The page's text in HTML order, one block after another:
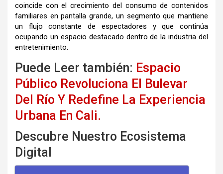
coincide con el crecimiento del consumo de contenidos
familiares en pantalla grande, un segmento que mantiene
un flujo constante de espectadores y que continúa
ocupando un espacio destacado dentro de la industria del
entretenimiento.
Puede Leer también: Espacio
Público Revoluciona El Bulevar
Del Río Y Redefine La Experiencia
Urbana En Cali.
Descubre Nuestro Ecosistema
Digital